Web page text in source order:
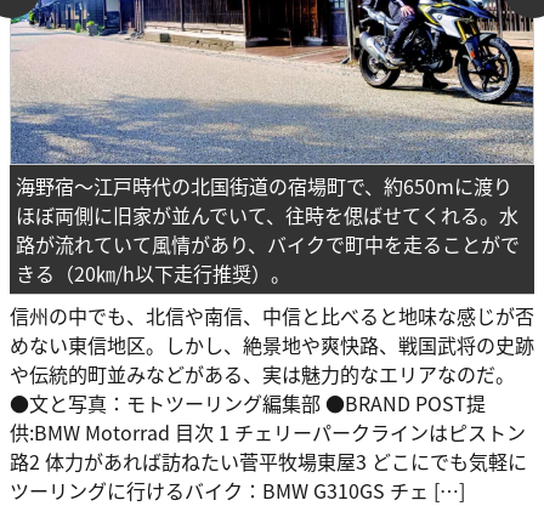
海野宿〜江戸時代の北国街道の宿場町で、約650mに渡り
ほぼ両側に旧家が並んでいて、往時を偲ばせてくれる。水
路が流れていて風情があり、バイクで町中を走ることがで
きる（20㎞/h以下走行推奨）。
信州の中でも、北信や南信、中信と比べると地味な感じが否
めない東信地区。しかし、絶景地や爽快路、戦国武将の史跡
や伝統的町並みなどがある、実は魅力的なエリアなのだ。
●文と写真：モトツーリング編集部 ●BRAND POST提
供:BMW Motorrad 目次 1 チェリーパークラインはピストン
路2 体力があれば訪ねたい菅平牧場東屋3 どこにでも気軽に
ツーリングに行けるバイク：BMW G310GS チェ […]